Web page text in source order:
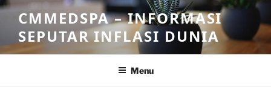
Skip
content
CMMEDSPA – INFORMASI
SEPUTAR INFLASI DUNIA
Menu